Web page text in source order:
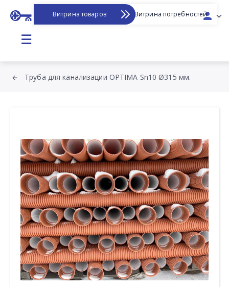
Витрина товаров Витрина потребностей
☰
Труба для канализации OPTIMA Sn10 Ø315 мм.